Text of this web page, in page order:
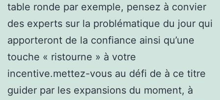
table ronde par exemple, pensez à convier
des experts sur la problématique du jour qui
apporteront de la confiance ainsi qu’une
touche « ristourne » à votre
incentive.mettez-vous au défi de à ce titre
guider par les expansions du moment, à